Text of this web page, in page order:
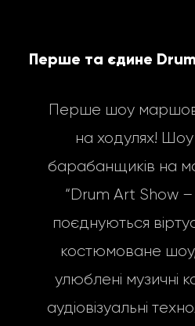
Перше та єдине
Перше шоу
на ходулях!
барабанщиків на
“Drum Art Show
поєднуються
костюмоване
улюблені музичні
аудіовізуальні